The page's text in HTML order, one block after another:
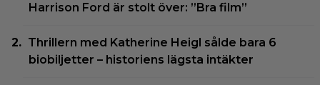
Harrison Ford är stolt över: ”Bra film”
Thrillern med Katherine Heigl sålde bara 6
biobiljetter – historiens lägsta intäkter